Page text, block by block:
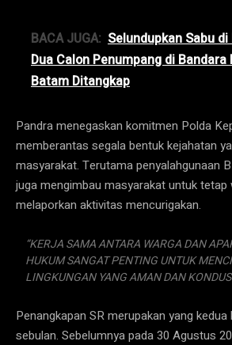
BACA JUGA: Selundupkan Sabu
Dua Calon Penumpang di Bandara
Batam Ditangkap
Pandra menegaskan komitmen Polda
memberantas segala bentuk kejahatan
masyarakat. Terutama penyalahgunaan
juga mengimbau masyarakat untuk tetap
melaporkan aktivitas mencurigakan.
“KERJA SAMA ANTARA WARGA DAN
HUKUM SANGAT PENTING UNTUK
LINGKUNGAN YANG AMAN DAN
Penangkapan SR merupakan yang kedua
sebulan. Sebelumnya pada 30 Agustus